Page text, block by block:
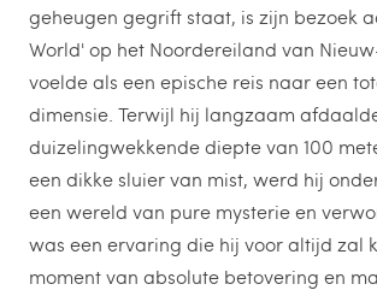
geheugen gegrift staat, is zijn bezoek
World' op het Noordereiland van
voelde als een epische reis naar een
dimensie. Terwijl hij langzaam
duizelingwekkende diepte van 100
een dikke sluier van mist, werd hij
een wereld van pure mysterie en
was een ervaring die hij voor altijd zal
moment van absolute betovering en